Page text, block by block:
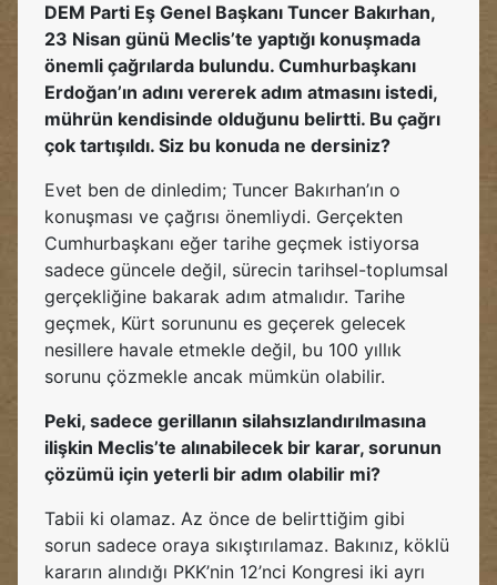
DEM Parti Eş Genel Başkanı Tuncer Bakırhan,
23 Nisan günü Meclis’te yaptığı konuşmada
önemli çağrılarda bulundu. Cumhurbaşkanı
Erdoğan’ın adını vererek adım atmasını istedi,
mührün kendisinde olduğunu belirtti. Bu çağrı
çok tartışıldı. Siz bu konuda ne dersiniz?
Evet ben de dinledim; Tuncer Bakırhan’ın o
konuşması ve çağrısı önemliydi. Gerçekten
Cumhurbaşkanı eğer tarihe geçmek istiyorsa
sadece güncele değil, sürecin tarihsel-toplumsal
gerçekliğine bakarak adım atmalıdır. Tarihe
geçmek, Kürt sorununu es geçerek gelecek
nesillere havale etmekle değil, bu 100 yıllık
sorunu çözmekle ancak mümkün olabilir.
Peki, sadece gerillanın silahsızlandırılmasına
ilişkin Meclis’te alınabilecek bir karar, sorunun
çözümü için yeterli bir adım olabilir mi?
Tabii ki olamaz. Az önce de belirttiğim gibi
sorun sadece oraya sıkıştırılamaz. Bakınız, köklü
kararın alındığı PKK’nin 12’nci Kongresi iki ayrı